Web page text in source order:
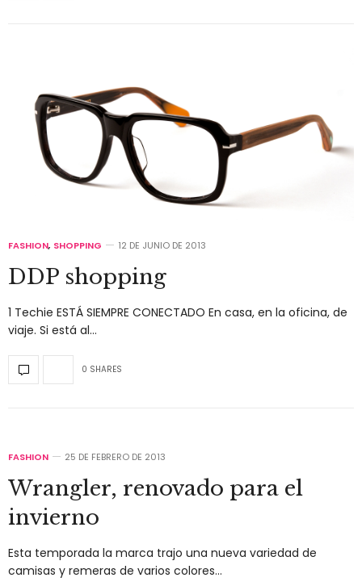
FASHION, SHOPPING 12 DE JUNIO DE 2013
DDP shopping
1 Techie ESTÁ SIEMPRE CONECTADO En casa, en la oficina, de
viaje. Si está al…
0 SHARES
FASHION 25 DE FEBRERO DE 2013
Wrangler, renovado para el
invierno
Esta temporada la marca trajo una nueva variedad de
camisas y remeras de varios colores…